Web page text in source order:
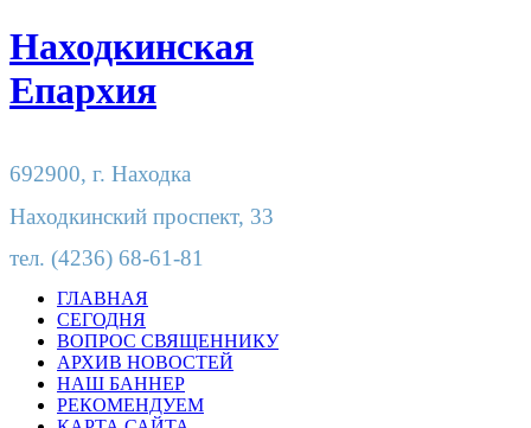
Находкинская
Епархия
692900, г. Находка
Находкинский проспект, 33
тел. (4236) 68-61-81
ГЛАВНАЯ
СЕГОДНЯ
ВОПРОС СВЯЩЕННИКУ
АРХИВ НОВОСТЕЙ
НАШ БАННЕР
РЕКОМЕНДУЕМ